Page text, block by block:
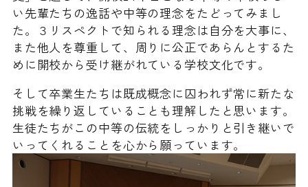
い先輩たちの逸話や中等の理念をたどってみまし
た。３リスペクトで知られる理念は自分を大事に、
また他人を尊重して、周りに公正であらんとするた
めに開校から受け継がれている学校文化です。
そして卒業生たちは既成概念に囚われず常に新たな
挑戦を繰り返していることも理解したと思います。
生徒たちがこの中等の伝統をしっかりと引き継いで
いってくれることを心から願っています。